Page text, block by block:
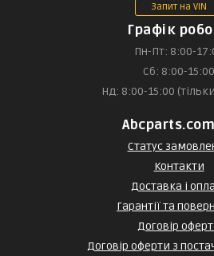
Запит на VIN
Графік
Пн-Пт: 8:00-
Сб: 8:00-15:00
Нд: 8:00-15:00
Статус
Контакти
Доставка і
Гарантії та
Договір
Договір оферти з